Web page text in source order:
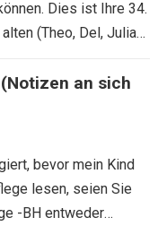
Dies ist Ihre 34.
(Theo, Del, Julian
an sich
bevor mein Kind
lesen, seien Sie
-BH entweder